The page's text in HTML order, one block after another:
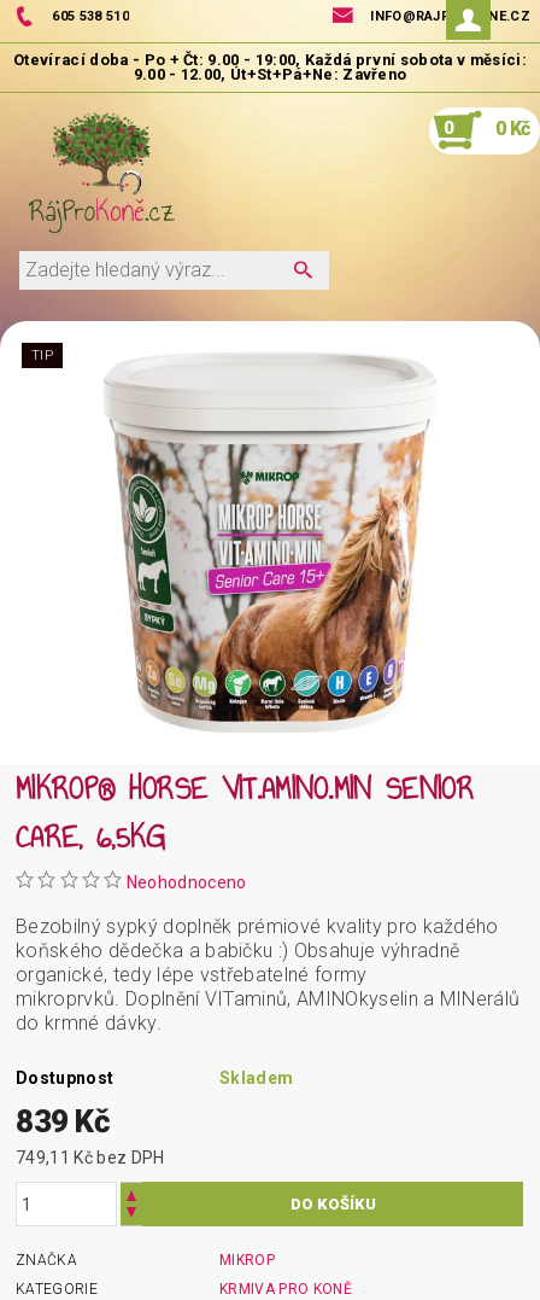
605 538 510 INFO@RAJPROKONE.CZ
0 0 Kč
TIP
MIKROP® HORSE VIT.AMINO.MIN SENIOR
CARE, 6,5KG
Neohodnoceno
Bezobilný sypký doplněk prémiové kvality pro každého
koňského dědečka a babičku :) Obsahuje výhradně
organické, tedy lépe vstřebatelné formy
mikroprvků. Doplnění VITaminů, AMINOkyselin a MINerálů
do krmné dávky.
Dostupnost Skladem
839 Kč
749,11 Kč bez DPH
ZNAČKA
MIKROP
KATEGORIE
KRMIVA PRO KONĚ